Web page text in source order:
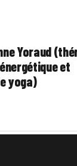
Yoraud
et
yoga)